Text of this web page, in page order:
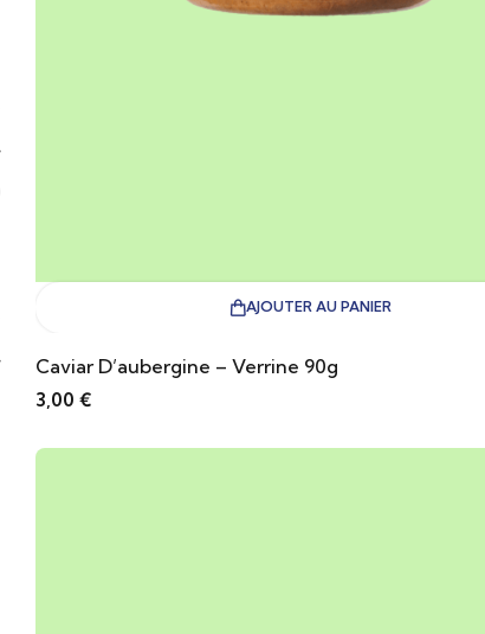
AJOUTER AU PANIER
Caviar D’aubergine – Verrine 90g
3,00 €